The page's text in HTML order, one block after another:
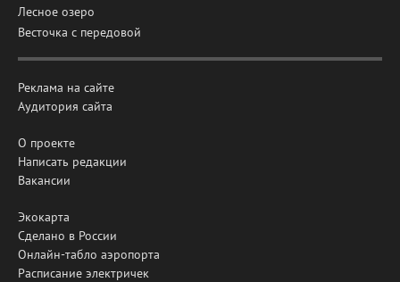
Лесное озеро
Весточка с передовой
Реклама на сайте
Аудитория сайта
О проекте
Написать редакции
Вакансии
Экокарта
Сделано в России
Онлайн-табло аэропорта
Расписание электричек